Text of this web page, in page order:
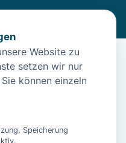
für 4 Personen
Tedje in
Website zu
setzen wir nur
können einzeln
Speicherung